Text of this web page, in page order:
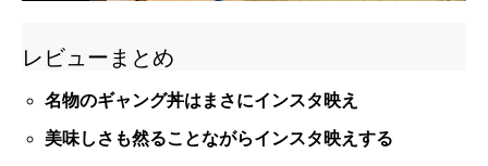
レビューまとめ
名物のギャング丼はまさにインスタ映え
美味しさも然ることながらインスタ映えする